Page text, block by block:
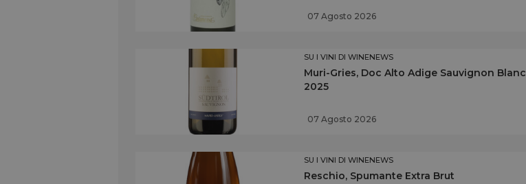
07 Agosto 2026
SU I VINI DI WINENEWS
Muri-Gries, Doc Alto Adige Sauvignon Blanc
2025
07 Agosto 2026
SU I VINI DI WINENEWS
Reschio, Spumante Extra Brut